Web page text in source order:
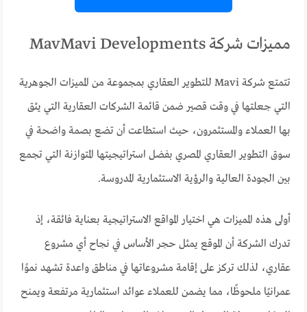
مميزات شركة MavMavi Developments
تتمتع شركة Mavi للتطوير العقاري بمجموعة من المميزات الجوهرية
التي جعلتها في وقت قصير ضمن قائمة الشركات العقارية التي يثق
بها العملاء والمستثمرون، حيث استطاعت أن تضع بصمة واضحة في
سوق التطوير العقاري المصري بفضل استراتيجيتها المتوازنة التي تجمع
بين الجودة العالية والرؤية الاستثمارية المدروسة.
أولى هذه المميزات هي اختيار المواقع الاستراتيجية بعناية فائقة، إذ
تدرك الشركة أن الموقع يمثل حجر الأساس في نجاح أي مشروع
عقاري، لذلك تركز على إقامة مشروعاتها في مناطق واعدة تشهد نموًا
عمرانيًا ملحوظًا، مما يضمن للعملاء عوائد استثمارية مرتفعة ويمنح